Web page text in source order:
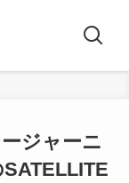
ジャーニ